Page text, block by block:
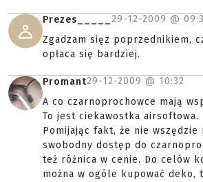
Prezes_____ 29-12-2009 @
Zgadzam sięz poprzednikiem,
opłaca się bardziej.
Promant29-12-2009 @ 10:32
A co czarnoprochowce mają
To jest ciekawostka airsoftowa.
Pomijając fakt, że nie wszędzie
swobodny dostęp do
też różnica w cenie. Do celów
można w ogóle kupować deko,